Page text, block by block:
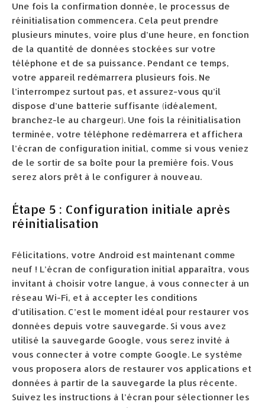
Une fois la confirmation donnée, le processus de
réinitialisation commencera. Cela peut prendre
plusieurs minutes, voire plus d’une heure, en fonction
de la quantité de données stockées sur votre
téléphone et de sa puissance. Pendant ce temps,
votre appareil redémarrera plusieurs fois. Ne
l’interrompez surtout pas, et assurez-vous qu’il
dispose d’une batterie suffisante (idéalement,
branchez-le au chargeur). Une fois la réinitialisation
terminée, votre téléphone redémarrera et affichera
l’écran de configuration initial, comme si vous veniez
de le sortir de sa boîte pour la première fois. Vous
serez alors prêt à le configurer à nouveau.
Étape 5 : Configuration initiale après
réinitialisation
Félicitations, votre Android est maintenant comme
neuf ! L’écran de configuration initial apparaîtra, vous
invitant à choisir votre langue, à vous connecter à un
réseau Wi-Fi, et à accepter les conditions
d’utilisation. C’est le moment idéal pour restaurer vos
données depuis votre sauvegarde. Si vous avez
utilisé la sauvegarde Google, vous serez invité à
vous connecter à votre compte Google. Le système
vous proposera alors de restaurer vos applications et
données à partir de la sauvegarde la plus récente.
Suivez les instructions à l’écran pour sélectionner les